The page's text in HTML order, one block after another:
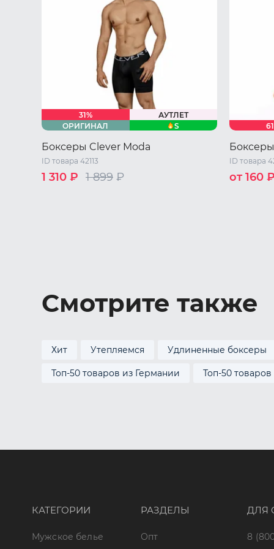
31%
АУТЛЕТ
ОРИГИНАЛ
S
Боксеры Clever Moda
ID товара 42113
1 310 ₽ 1 899 ₽
ID товара
от 160
Смотрите также
Хит Утепляемся Удлиненные боксеры
Топ-50 товаров из Германии Топ-50
КАТЕГОРИИ
Мужское белье
РАЗДЕЛЫ
Опт
ДЛЯ
8